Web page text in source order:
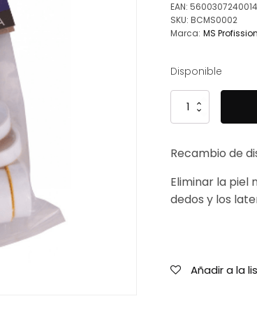
EAN: 5600307240014
SKU: BCMS0002
Marca: MS
Disponible
Recambio
fino
lijadora
Ms
Professional
Recambio de
Eliminar la piel
dedos y los
Añadir a la